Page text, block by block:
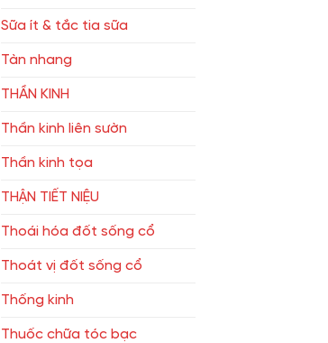
Sữa ít & tắc tia sữa
Tàn nhang
THẦN KINH
Thần kinh liên sườn
Thần kinh tọa
THẬN TIẾT NIỆU
Thoái hóa đốt sống cổ
Thoát vị đốt sống cổ
Thống kinh
Thuốc chữa tóc bạc